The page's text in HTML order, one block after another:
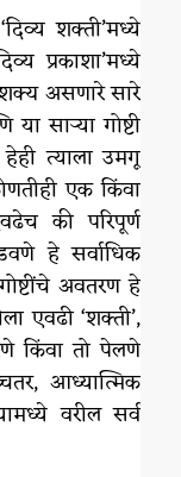
शक्ती’मध्ये
प्रकाशा’मध्ये
असणारे सारे
साऱ्या गोष्टी
त्याला उमगू
एक किंवा
की परिपूर्ण
हे सर्वाधिक
अवतरण हे
एवढी ‘शक्ती’,
किंवा तो पेलणे
आध्यात्मिक
वरील सर्व